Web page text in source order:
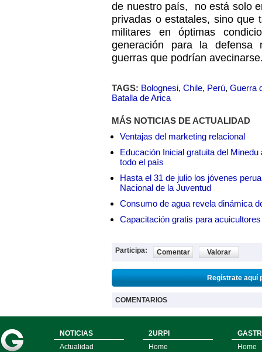
de nuestro país, no está solo
privadas o estatales, sino que
militares en óptimas
generación para la defensa
guerras que podrían
TAGS: Bolognesi, Chile, Perú, Guerra
Batalla de Arica
MÁS NOTICIAS DE ACTUALIDAD
Ventajas del marketing relacional
Educación Inicial gratuita del
todo el país
Hasta el 31 de julio los jóvenes
Nacional de la Juventud
Consumo de agua revela dinámica
Capacitación gratis para
Participa: Comentar Valorar
Regístrate aquí
COMENTARIOS
NOTICIAS
Actualidad
2URPI
Home
Home